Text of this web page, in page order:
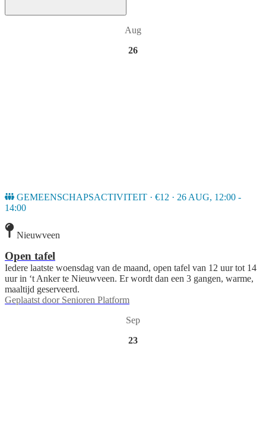
Aug
26
GEMEENSCHAPSACTIVITEIT · €12 · 26 AUG, 12:00 -
14:00
Nieuwveen
Open tafel
Iedere laatste woensdag van de maand, open tafel van 12 uur tot 14
uur in ‘t Anker te Nieuwveen. Er wordt dan een 3 gangen, warme,
maaltijd geserveerd.
Geplaatst door Senioren Platform
Sep
23